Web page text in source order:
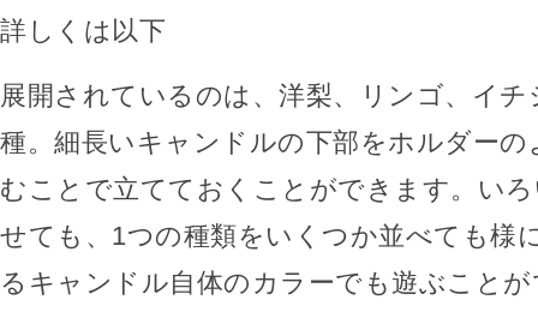
詳しくは以下
展開されているのは、洋梨、リンゴ、イ
種。細長いキャンドルの下部をホルダー
むことで立てておくことができます。い
せても、1つの種類をいくつか並べても様
るキャンドル自体のカラーでも遊ぶこと